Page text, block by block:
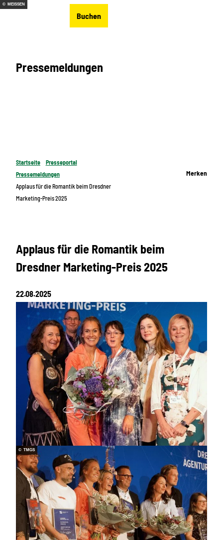
Z
Buchen
© MEISSEN
Pressemeldungen
Startseite
Presseportal
Pressemeldungen
Applaus für die Romantik beim Dresdner
Marketing-Preis 2025
Merken
Applaus für die Romantik beim
Dresdner Marketing-Preis 2025
22.08.2025
© TMGS